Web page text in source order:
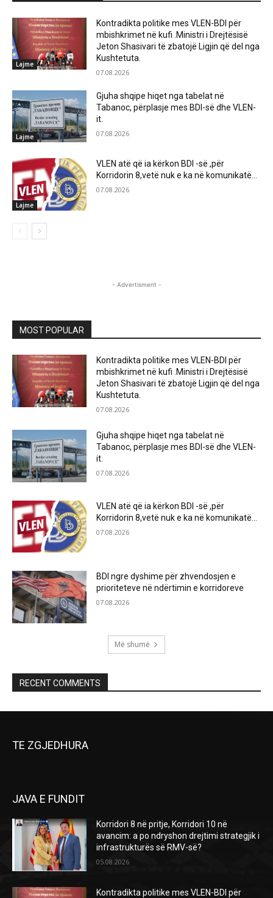
Lajme
Kontradikta politike mes VLEN-BDI për
mbishkrimet në kufi .Ministri i Drejtësisë
Jeton Shasivari të zbatojë Ligjin që del nga
Kushtetuta.
07.08.2026
Lajme
Gjuha shqipe hiqet nga tabelat në
Tabanoc, përplasje mes BDI-së dhe VLEN-
it.
07.08.2026
Lajme
VLEN atë që ia kërkon BDI -së ,për
Korridorin 8,vetë nuk e ka në komunikatë…
07.08.2026
- Advertisment -
MOST POPULAR
Kontradikta politike mes VLEN-BDI për
mbishkrimet në kufi .Ministri i Drejtësisë
Jeton Shasivari të zbatojë Ligjin që del nga
Kushtetuta.
07.08.2026
Gjuha shqipe hiqet nga tabelat në
Tabanoc, përplasje mes BDI-së dhe VLEN-
it.
07.08.2026
VLEN atë që ia kërkon BDI -së ,për
Korridorin 8,vetë nuk e ka në komunikatë…
07.08.2026
BDI ngre dyshime për zhvendosjen e
prioriteteve në ndërtimin e korridoreve
07.08.2026
Më shumë
RECENT COMMENTS
TE ZGJEDHURA
JAVA E FUNDIT
Korridori 8 në pritje, Korridori 10 në
avancim: a po ndryshon drejtimi strategjik i
infrastrukturës së RMV-së?
05.08.2026
Kontradikta politike mes VLEN-BDI për